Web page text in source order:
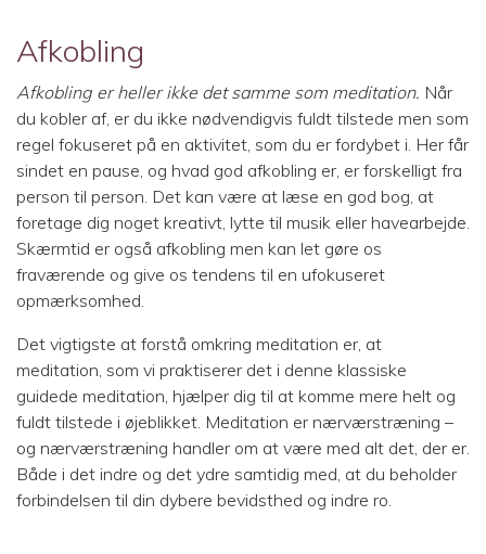
Afkobling
Afkobling er heller ikke det samme som meditation. Når
du kobler af, er du ikke nødvendigvis fuldt tilstede men som
regel fokuseret på en aktivitet, som du er fordybet i. Her får
sindet en pause, og hvad god afkobling er, er forskelligt fra
person til person. Det kan være at læse en god bog, at
foretage dig noget kreativt, lytte til musik eller havearbejde.
Skærmtid er også afkobling men kan let gøre os
fraværende og give os tendens til en ufokuseret
opmærksomhed.
Det vigtigste at forstå omkring meditation er, at
meditation, som vi praktiserer det i denne klassiske
guidede meditation, hjælper dig til at komme mere helt og
fuldt tilstede i øjeblikket. Meditation er nærværstræning –
og nærværstræning handler om at være med alt det, der er.
Både i det indre og det ydre samtidig med, at du beholder
forbindelsen til din dybere bevidsthed og indre ro.